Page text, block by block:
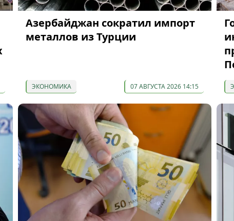
Азербайджан сократил импорт
металлов из Турции
ЭКОНОМИКА 07 АВГУСТА 2026 14:15